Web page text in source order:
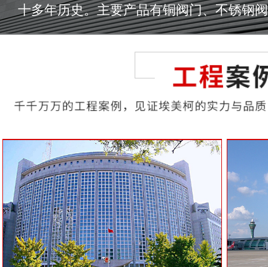
十多年历史。主要产品有铜阀门、不锈钢